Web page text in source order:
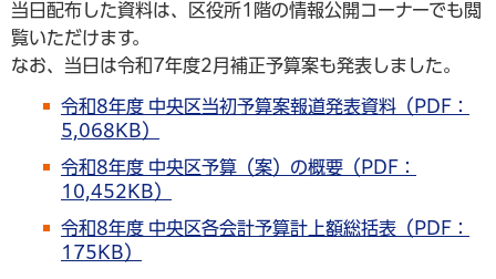
当日配布した資料は、区役所1階の情報公開コーナーでも閲
覧いただけます。
なお、当日は令和7年度2月補正予算案も発表しました。
令和8年度 中央区当初予算案報道発表資料（PDF：
5,068KB）
令和8年度 中央区予算（案）の概要（PDF：
10,452KB）
令和8年度 中央区各会計予算計上額総括表（PDF：
175KB）